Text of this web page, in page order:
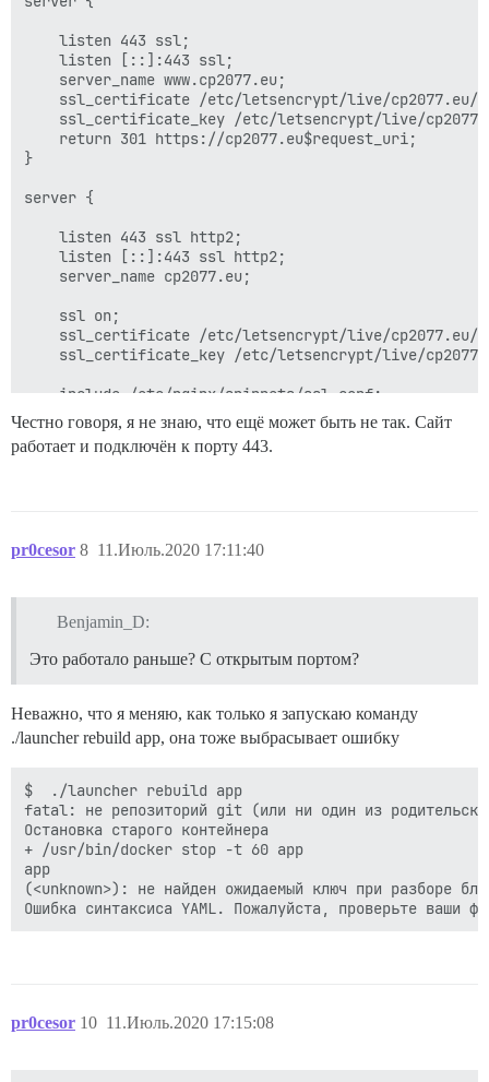
    listen 443 ssl;
    listen [::]:443 ssl;
    server_name www.cp2077.eu;
ssl_certificate /etc/letsencrypt/live/cp2077.eu/
ssl_certificate_key /etc/letsencrypt/live/
    return 301 https://cp2077.eu$request_uri;
}
server {
    listen 443 ssl http2;
    listen [::]:443 ssl http2;
    server_name cp2077.eu;
    ssl on;
ssl_certificate /etc/letsencrypt/live/cp2077.eu/
ssl_certificate_key /etc/letsencrypt/live/
    include /etc/nginx/snippets/ssl.conf;
http2_idle_timeout 5m; # увеличено с 3m по
proxy_set_header X-Forwarded-For
    }
Честно говоря, я не знаю, что ещё может быть не так. Сайт
работает и подключён к порту 443.
pr0cesor 11.Июль.2020 17:11:40
8
Benjamin_D:
Это работало раньше? С открытым портом?
Неважно, что я меняю, как только я запускаю команду
./launcher rebuild app, она тоже выбрасывает ошибку
$  ./launcher rebuild app
fatal: не репозиторий git (или ни один из
Остановка старого контейнера
+ /usr/bin/docker stop -t 60 app
app
(<unknown>): не найден ожидаемый ключ при разборе
pr0cesor 11.Июль.2020 17:15:08
10